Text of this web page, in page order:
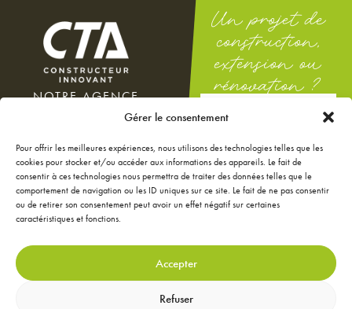
Gérer le consentement
Pour offrir les meilleures expériences, nous utilisons des technologies telles que les
cookies pour stocker et/ou accéder aux informations des appareils. Le fait de
consentir à ces technologies nous permettra de traiter des données telles que le
comportement de navigation ou les ID uniques sur ce site. Le fait de ne pas consentir
ou de retirer son consentement peut avoir un effet négatif sur certaines
caractéristiques et fonctions.
Accepter
Refuser
NOS ANNONCES
JE CONFIGURE MA
CONTACTEZ-NOUS
NOTRE AGENCE
100 rue Docteur Théodor
12000 Rodez
Du lundi au vendredi : 8h-12h
/ 14h-18h
Le samedi : 9h-12h
Un projet de
construction,
extension ou
rénovation ?
DEMANDEZ
UNE ÉTUDE
GRATUITE